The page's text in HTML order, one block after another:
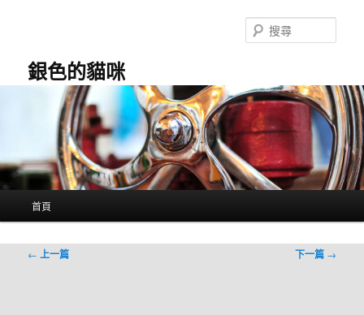
銀色的貓咪
尋
首頁
文
← 上一篇 下一篇 →